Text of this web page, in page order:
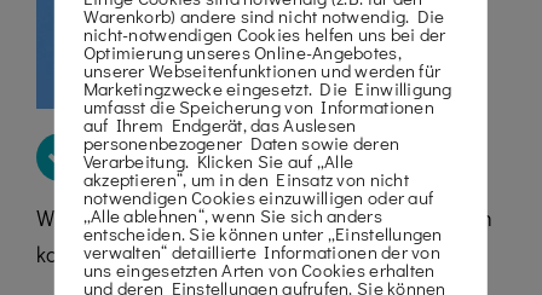
FACHLICHE BERATUNG
Wir bieten Ihnen eine umfassende und fachlich
kompetente Beratung.
Warenkorb) andere sind nicht notwendig. Die
nicht-notwendigen Cookies helfen uns bei der
Optimierung unseres Online-Angebotes,
unserer Webseitenfunktionen und werden für
Marketingzwecke eingesetzt. Die Einwilligung
umfasst die Speicherung von Informationen
auf Ihrem Endgerät, das Auslesen
personenbezogener Daten sowie deren
Verarbeitung. Klicken Sie auf „Alle
akzeptieren“, um in den Einsatz von nicht
notwendigen Cookies einzuwilligen oder auf
„Alle ablehnen“, wenn Sie sich anders
entscheiden. Sie können unter „Einstellungen
verwalten“ detaillierte Informationen der von
uns eingesetzten Arten von Cookies erhalten
und deren Einstellungen aufrufen. Sie können